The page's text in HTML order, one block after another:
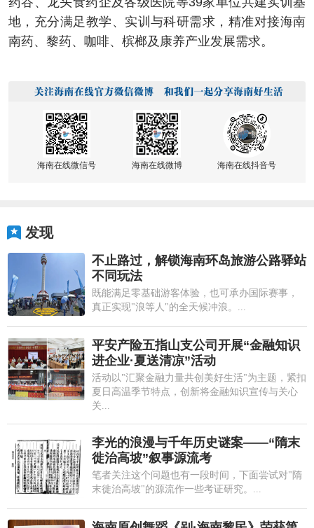
地，充分满足教学、实训与科研需求，精准对接海南
南药、黎药、咖啡、槟榔及康养产业发展需求。
海南在线微信号 海南在线微博 海南在线抖音号
发现
不止路过，解锁海南环岛旅游公路驿站
不同玩法
既能满足零基础游客体验，也可承办国际赛事，
真正实现"浪等人"的全天候冲浪。...
平安产险五指山支公司开展“金融知识
进企业·夏送清凉”活动
活动以"汇聚金融力量共创美好生活"为主题，紧扣
夏日高温季节特点，创新将金融知识宣传与关心
关...
李光的浪漫与千年历史谜案——“隋末
徙治高坡”叙事源流考
笔者关注这个问题也有一段时间，下面尝试对"隋
末徙治高坡"的源流作一些考证研究。...